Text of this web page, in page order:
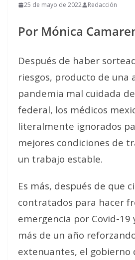
25 de mayo de 2022 Redacción
Por Mónica
Después de haber
riesgos, producto de una
pandemia mal cuidada
federal, los médicos
literalmente ignorados
mejores condiciones de
un trabajo estable.
Es más, después de que
contratados para hacer
emergencia por Covid-19
más de un año
extenuantes, el gobierno